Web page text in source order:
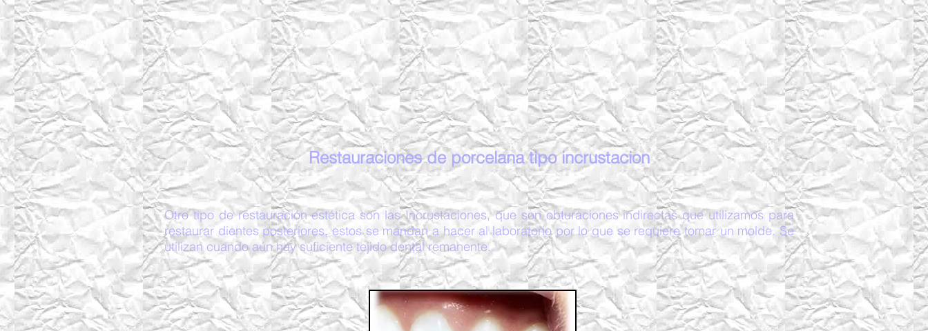
Restauraciones de porcelana tipo incrustacion
Otro tipo de restauración estética son las Incrustaciones, que son obturaciones indirectas que utilizamos para
restaurar dientes posteriores, estos se mandan a hacer al laboratorio por lo que se requiere tomar un molde. Se
utilizan cuando aún hay suficiente tejido dental remanente.